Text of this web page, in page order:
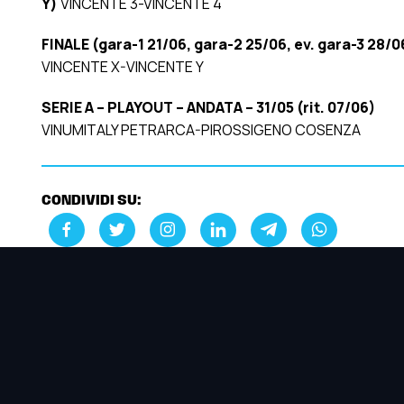
FINALE (gara-1 21/06, gara-2 25/06, ev. gara-3 28/
VINCENTE X-VINCENTE Y
SERIE A – PLAYOUT – ANDATA – 31/05 (rit. 07/06)
VINUMITALY PETRARCA-PIROSSIGENO COSENZA
CONDIVIDI SU: